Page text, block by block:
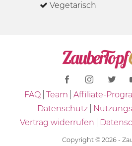
Vegetarisch
FAQ Team Affiliate-
Datenschutz
Vertrag widerrufen
Copyright © 2026 -